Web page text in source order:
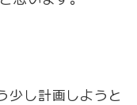
少し計画しようと